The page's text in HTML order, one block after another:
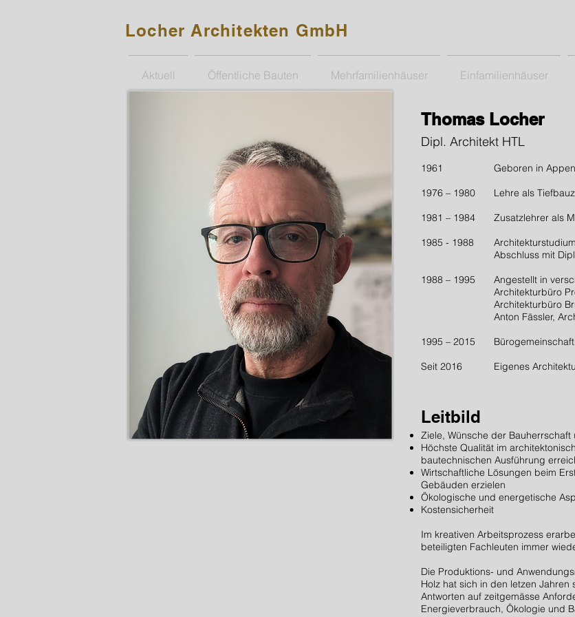
Locher Architekten GmbH
Aktuell Öffentliche Bauten Mehrfamilienhäuser Einfamilienhäuser
Dipl. Architekt HTL
1961
1976 – 1980
1981 – 1984
1985 - 1988
1988 – 1995
1995 – 2015
Seit 2016
Leitbild
Ziele, Wünsche der
Höchste Qualität im
bautechnischen Ausführung
Wirtschaftliche Lösungen beim
Gebäuden erzielen
Ökologische und energetische
Kostensicherheit
Im kreativen Arbeitsprozess
beteiligten Fachleuten immer
Die Produktions- und
Holz hat sich in den letzen Jahren
Antworten auf zeitgemässe
Energieverbrauch, Ökologie und
Thomas Locher
Geboren in
Lehre als
Zusatzlehrer als
Abschluss mit
Angestellt in
Architekturbüro
Architekturbüro
Anton Fässler,
Eigenes